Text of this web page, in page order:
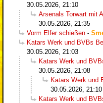
30.05.2026, 21:10
Arsenals Torwart mit
30.05.2026, 21:35
Vorm Elfer schießen -
Katars Werk und BVBs
30.05.2026, 21:03
Katars Werk und
30.05.2026, 21:08
Katars Werk und
30.05.2026, 21:10
Katars Werk und